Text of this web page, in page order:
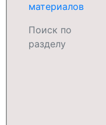
материалов
Поиск по
разделу